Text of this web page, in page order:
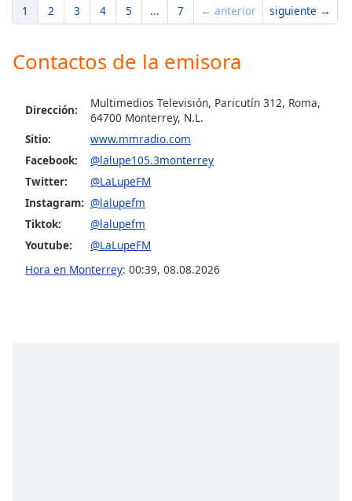
1 2 3 4 5 ... 7 ← anterior siguiente →
Contactos de la emisora
Dirección:
Multimedios Televisión, Paricutín 312, Roma,
64700 Monterrey, N.L.
Sitio:
www.mmradio.com
Facebook:
@lalupe105.3monterrey
Twitter:
@LaLupeFM
Instagram: @lalupefm
Tiktok:
@lalupefm
Youtube:
@LaLupeFM
Hora en Monterrey: 00:39, 08.08.2026